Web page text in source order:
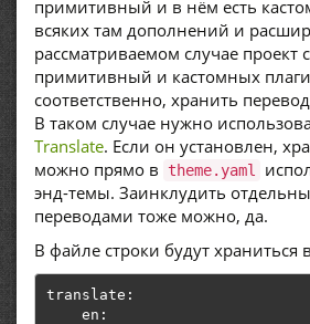
примитивный и в нём есть
всяких там дополнений и
рассматриваемом случае проект
примитивный и кастомных
соответственно, хранить
В таком случае нужно
Translate. Если он установлен,
можно прямо в
theme.yaml
энд-темы. Заинклудить
переводами тоже можно, да.
В файле строки будут храниться
translate :
    en
: